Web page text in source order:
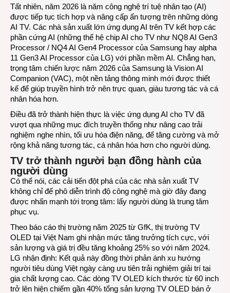
Tất nhiên, năm 2026 là năm công nghệ trí tuệ nhân tạo (AI)
được tiếp tục tích hợp và nâng cấp ấn tượng trên những dòng
AI TV. Các nhà sản xuất lớn ứng dụng AI trên TV kết hợp các
phần cứng AI (những thế hệ chip AI cho TV như NQ8 AI Gen3
Processor / NQ4 AI Gen4 Processor của Samsung hay alpha
11 Gen3 AI Processor của LG) với phần mềm AI. Chẳng hạn,
trọng tâm chiến lược năm 2026 của Samsung là Vision AI
Companion (VAC), một nền tảng thông minh mới được thiết
kế để giúp truyền hình trở nên trực quan, giàu tương tác và cá
nhân hóa hơn.
Điều đã trở thành hiện thực là việc ứng dụng AI cho TV đã
vượt qua những mục đích truyền thống như nâng cao trải
nghiệm nghe nhìn, tối ưu hóa điện năng, để tăng cường và mở
rộng khả năng tương tác, cá nhân hóa hơn cho người dùng.
TV trở thành người bạn đồng hành của
người dùng
Có thể nói, các cải tiến đột phá của các nhà sản xuất TV
không chỉ để phô diễn trình độ công nghệ mà giờ đây đang
được nhấn mạnh tới trọng tâm: lấy người dùng là trung tâm
phục vụ.
Theo báo cáo thị trường năm 2025 từ GfK, thị trường TV
OLED tại Việt Nam ghi nhận mức tăng trưởng tích cực, với
sản lượng và giá trị đều tăng khoảng 25% so với năm 2024.
LG nhận định: Kết quả này đồng thời phản ánh xu hướng
người tiêu dùng Việt ngày càng ưu tiên trải nghiệm giải trí tại
gia chất lượng cao. Các dòng TV OLED kích thước từ 60 inch
trở lên hiện chiếm gần 40% tổng sản lượng TV OLED bán ở